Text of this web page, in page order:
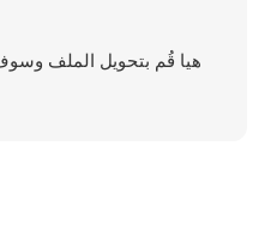
هيا قُم بتحويل الملف